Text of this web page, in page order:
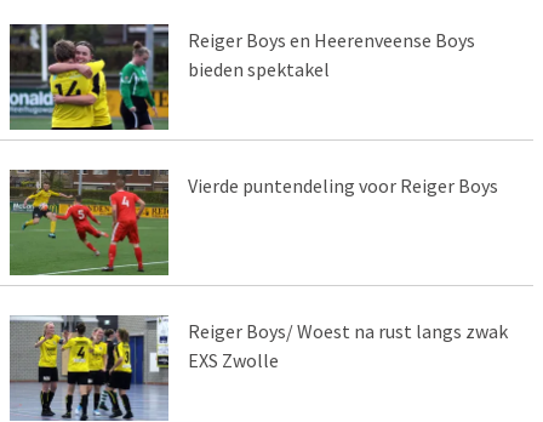
Reiger Boys en Heerenveense Boys
bieden spektakel
Vierde puntendeling voor Reiger Boys
Reiger Boys/ Woest na rust langs zwak
EXS Zwolle